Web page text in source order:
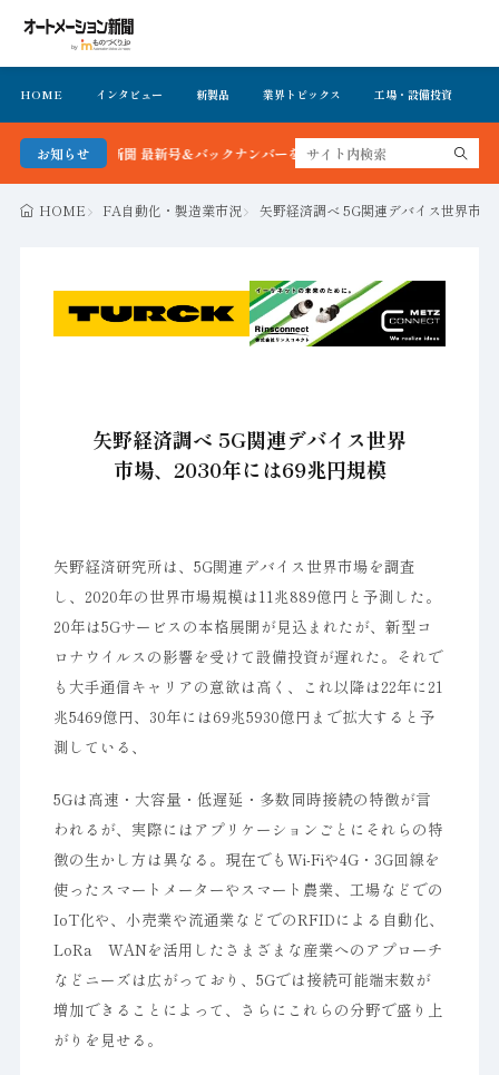
HOME インタビュー 新製品 業界トピックス 工場・設備投資
お知らせ
ション新聞 最新号＆バックナンバーを無料で公開中 詳細はこちら
HOME FA自動化・製造業市況 矢野経済調べ 5G関連デバイス世界市
矢野経済調べ 5G関連デバイス世界
市場、2030年には69兆円規模
矢野経済研究所は、5G関連デバイス世界市場を調査
し、2020年の世界市場規模は11兆889億円と予測した。
20年は5Gサービスの本格展開が見込まれたが、新型コ
ロナウイルスの影響を受けて設備投資が遅れた。それで
も大手通信キャリアの意欲は高く、これ以降は22年に21
兆5469億円、30年には69兆5930億円まで拡大すると予
測している、
5Gは高速・大容量・低遅延・多数同時接続の特徴が言
われるが、実際にはアプリケーションごとにそれらの特
徴の生かし方は異なる。現在でもWi-Fiや4G・3G回線を
使ったスマートメーターやスマート農業、工場などでの
IoT化や、小売業や流通業などでのRFIDによる自動化、
LoRa WANを活用したさまざまな産業へのアプローチ
などニーズは広がっており、5Gでは接続可能端末数が
増加できることによって、さらにこれらの分野で盛り上
がりを見せる。